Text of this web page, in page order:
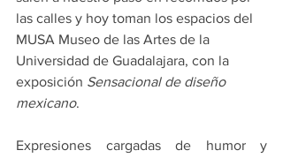
las calles y hoy toman los espacios del
MUSA Museo de las Artes de la
Universidad de Guadalajara, con la
exposición Sensacional de diseño
mexicano.
Expresiones cargadas de humor y